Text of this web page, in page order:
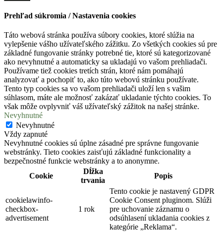
Prehľad súkromia / Nastavenia cookies
Táto webová stránka používa súbory cookies, ktoré slúžia na
vylepšenie vášho užívateľského zážitku. Zo všetkých cookies sú pre
základné fungovanie stránky potrebné tie, ktoré sú kategorizované
ako nevyhnutné a automaticky sa ukladajú vo vašom prehliadači.
Používame tiež cookies tretích strán, ktoré nám pomáhajú
analyzovať a pochopiť to, ako túto webovú stránku používate.
Tento typ cookies sa vo vašom prehliadači uloží len s vašim
súhlasom, máte ale možnosť zakázať ukladanie týchto cookies. To
však môže ovplyvniť váš užívateľský zážitok na našej stránke.
Nevyhnutné
Nevyhnutné
Vždy zapnuté
Nevyhnutné cookies sú úplne zásadné pre správne fungovanie
webstránky. Tieto cookies zaisťujú základné funkcionality a
bezpečnostné funkcie webstránky a to anonymne.
Cookie
Dĺžka
trvania
Popis
cookielawinfo-
checkbox-
advertisement
1 rok
Tento cookie je nastavený GDPR
Cookie Consent pluginom. Slúži
pre uchovanie záznamu o
odsúhlasení ukladania cookies z
kategórie „Reklama“.